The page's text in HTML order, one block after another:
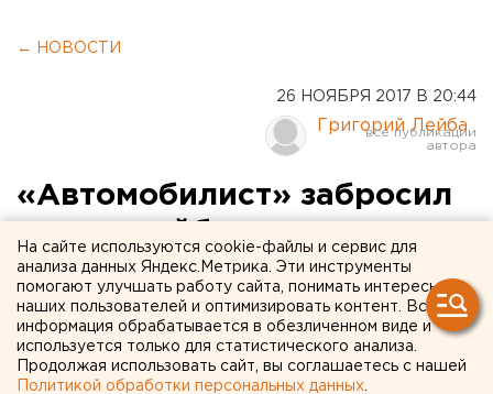
← НОВОСТИ
26 НОЯБРЯ 2017 В 20:44
Григорий Лейба
«Автомобилист» забросил
разгромил «Торпедо»
На сайте используются cookie-файлы и сервис для
анализа данных Яндекс.Метрика. Эти инструменты
помогают улучшать работу сайта, понимать интересы
наших пользователей и оптимизировать контент. Вся
информация обрабатывается в обезличенном виде и
используется только для статистического анализа.
Продолжая использовать сайт, вы соглашаетесь с нашей
Политикой обработки персональных данных